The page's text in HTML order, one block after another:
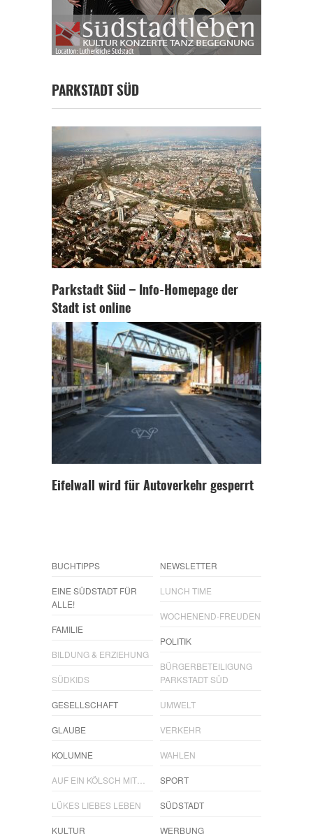
PARKSTADT SÜD
Parkstadt Süd – Info-Homepage der
Stadt ist online
Eifelwall wird für Autoverkehr gesperrt
BUCHTIPPS
EINE SÜDSTADT FÜR
ALLE!
FAMILIE
BILDUNG & ERZIEHUNG
SÜDKIDS
GESELLSCHAFT
GLAUBE
KOLUMNE
AUF EIN KÖLSCH MIT…
LÜKES LIEBES LEBEN
KULTUR
NEWSLETTER
LUNCH TIME
WOCHENEND-FREUDEN
POLITIK
BÜRGERBETEILIGUNG
PARKSTADT SÜD
UMWELT
VERKEHR
WAHLEN
SPORT
SÜDSTADT
WERBUNG